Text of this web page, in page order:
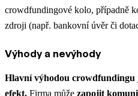
crowdfundingové kolo, případně
zdroji (např. bankovní úvěr či
Výhody a nevýhody
Hlavní výhodou crowdfundingu
efekt. Firma může zapojit